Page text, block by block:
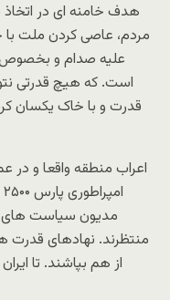
مردم، عاصی کردن ملت با
علیه صدام و بخصوص
است. که هیچ قدرتی
قدرت و با خاک یکسان
منتظرند. نهادهای قدرت
از هم بپاشند. تا